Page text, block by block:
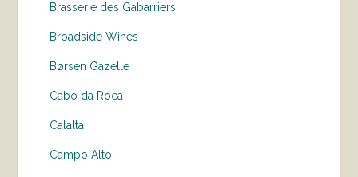
Brasserie des Gabarriers
Broadside Wines
Børsen Gazelle
Cabo da Roca
Calalta
Campo Alto